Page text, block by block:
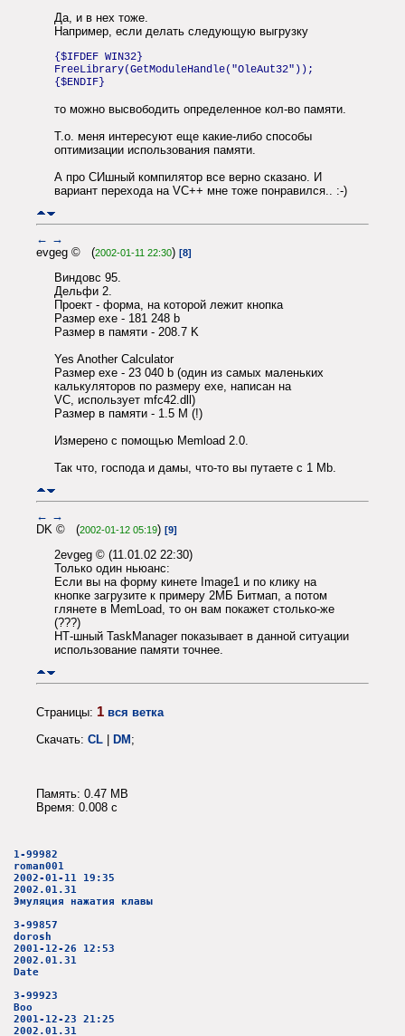
Да, и в нех тоже.
Например, если делать следующую выгрузку
{$IFDEF WIN32}
FreeLibrary(GetModuleHandle("OleAut32"));
{$ENDIF}
то можно высвободить определенное кол-во памяти.
Т.о. меня интересуют еще какие-либо способы
оптимизации использования памяти.
А про СИшный компилятор все верно сказано. И
вариант перехода на VC++ мне тоже понравился.. :-)
← →
evgeg © (2002-01-11 22:30) [8]
Виндовс 95.
Дельфи 2.
Проект - форма, на которой лежит кнопка
Размер exe - 181 248 b
Размер в памяти - 208.7 K
Yes Another Calculator
Размер exe - 23 040 b (один из самых маленьких
калькуляторов по размеру exe, написан на
VC, использует mfc42.dll)
Размер в памяти - 1.5 M (!)
Измерено с помощью Memload 2.0.
Так что, господа и дамы, что-то вы путаете с 1 Mb.
← →
DK © (2002-01-12 05:19) [9]
2evgeg © (11.01.02 22:30)
Только один ньюанс:
Если вы на форму кинете Image1 и по клику на
кнопке загрузите к примеру 2МБ Битмап, а потом
глянете в MemLoad, то он вам покажет столько-же
(???)
НТ-шный TaskManager показывает в данной ситуации
использование памяти точнее.
Страницы: 1 вся ветка
Скачать: CL | DM;
Память: 0.47 MB
Время: 0.008 c
1-99982
roman001
2002-01-11 19:35
2002.01.31
Эмуляция нажатия клавы
3-99857
dorosh
2001-12-26 12:53
2002.01.31
Date
3-99923
Boo
2001-12-23 21:25
2002.01.31